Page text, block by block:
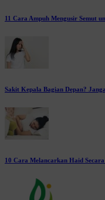
11 Cara Ampuh Mengusir Semut
Sakit Kepala Bagian Depan?
10 Cara Melancarkan Haid